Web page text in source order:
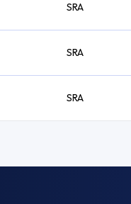
SRA
SRA
SRA